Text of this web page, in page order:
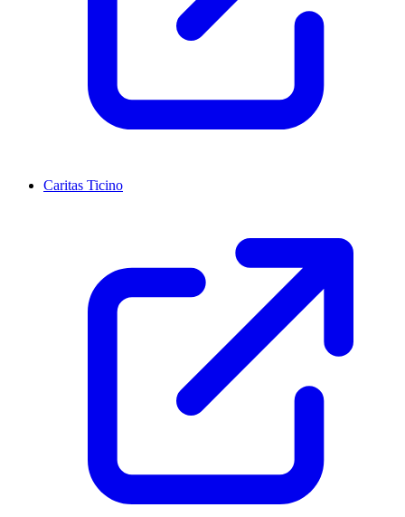
Caritas Ticino